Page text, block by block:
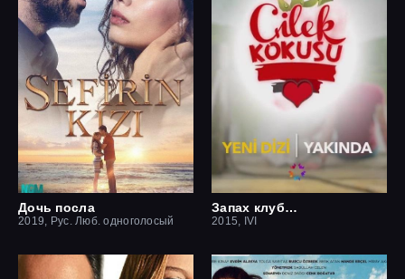
Дочь посла
2019, Рус. Люб. одноголосый
Запах клубники
2015, IVI